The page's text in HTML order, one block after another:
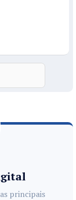
principais